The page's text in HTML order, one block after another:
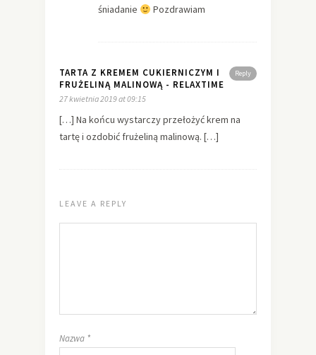
śniadanie
Pozdrawiam
Reply
TARTA Z KREMEM CUKIERNICZYM I
FRUŻELINĄ MALINOWĄ - RELAXTIME
27 kwietnia 2019 at 09:15
[…] Na końcu wystarczy przełożyć krem na
tartę i ozdobić frużeliną malinową. […]
LEAVE A REPLY
Nazwa *